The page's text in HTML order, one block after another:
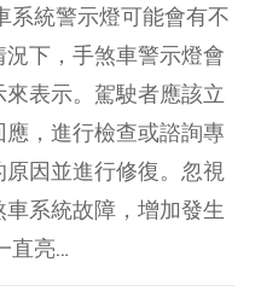
系統警示燈可能會有不
下，手煞車警示燈會
表示。駕駛者應該立
，進行檢查或諮詢專
因並進行修復。忽視
系統故障，增加發生
直亮…